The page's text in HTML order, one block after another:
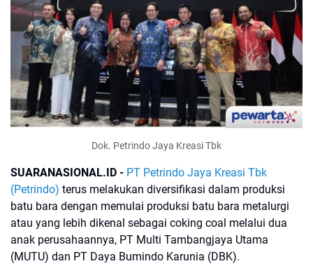
Dok. Petrindo Jaya Kreasi Tbk
SUARANASIONAL.ID - PT Petrindo Jaya Kreasi Tbk
(Petrindo) terus melakukan diversifikasi dalam produksi
batu bara dengan memulai produksi batu bara metalurgi
atau yang lebih dikenal sebagai coking coal melalui dua
anak perusahaannya, PT Multi Tambangjaya Utama
(MUTU) dan PT Daya Bumindo Karunia (DBK).